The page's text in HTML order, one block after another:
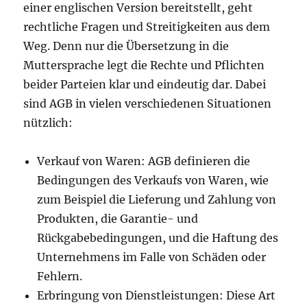
einer englischen Version bereitstellt, geht
rechtliche Fragen und Streitigkeiten aus dem
Weg. Denn nur die Übersetzung in die
Muttersprache legt die Rechte und Pflichten
beider Parteien klar und eindeutig dar. Dabei
sind AGB in vielen verschiedenen Situationen
nützlich:
Verkauf von Waren: AGB definieren die
Bedingungen des Verkaufs von Waren, wie
zum Beispiel die Lieferung und Zahlung von
Produkten, die Garantie- und
Rückgabebedingungen, und die Haftung des
Unternehmens im Falle von Schäden oder
Fehlern.
Erbringung von Dienstleistungen: Diese Art